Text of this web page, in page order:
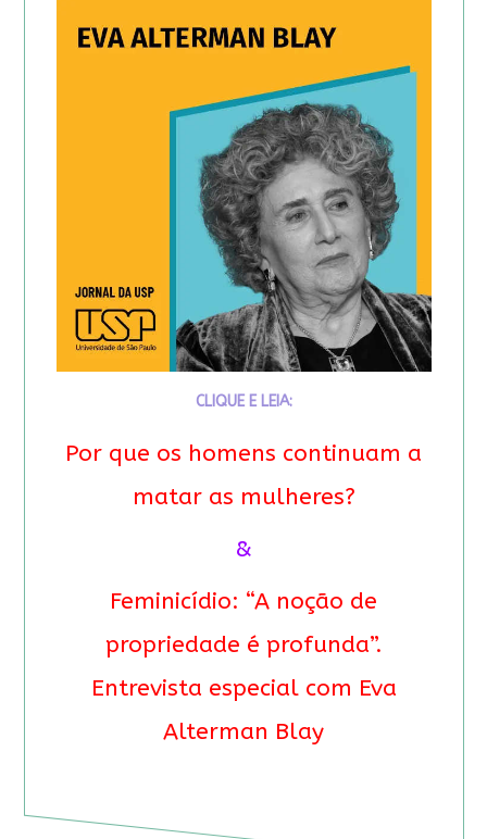
CLIQUE E LEIA:
Por que os homens continuam a
matar as mulheres?
&
Feminicídio: “A noção de
propriedade é profunda”.
Entrevista especial com Eva
Alterman Blay